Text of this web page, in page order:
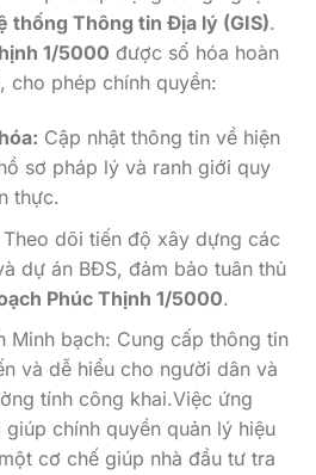
thống Thông tin Địa lý (GIS).
1/5000 được số hóa hoàn
cho phép chính quyền:
Cập nhật thông tin về hiện
sơ pháp lý và ranh giới quy
thực.
Theo dõi tiến độ xây dựng các
dự án BĐS, đảm bảo tuân thủ
Phúc Thịnh 1/5000.
Minh bạch: Cung cấp thông tin
và dễ hiểu cho người dân và
tính công khai.Việc ứng
giúp chính quyền quản lý hiệu
cơ chế giúp nhà đầu tư tra